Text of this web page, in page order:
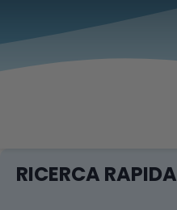
RICERCA RAPIDA